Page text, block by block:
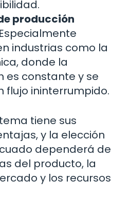
producción
Especialmente
industrias como la
donde la
es constante y se
flujo ininterrumpido.
tiene sus
y la elección
dependerá de
del producto, la
y los recursos